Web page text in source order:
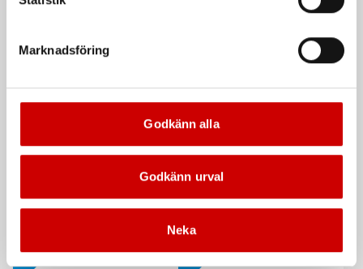
Marknadsföring
Godkänn alla
Godkänn urval
Neka
Kampanj
Våtservett för glasögon
Dispenserbox med 100 st. Smalt utförande
Kampanj Kampanj